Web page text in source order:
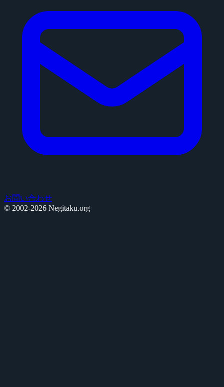
お問い合わせ
© 2002-2026 Negitaku.org